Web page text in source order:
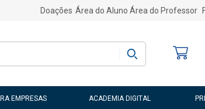
Doações Área do Aluno Área do Professor
EMPRESAS ACADEMIA DIGITAL